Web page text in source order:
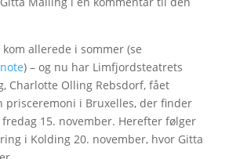
allerede i sommer (se
note) – og nu har Limfjordsteatrets
Charlotte Olling Rebsdorf, fået
prisceremoni i Bruxelles, der finder
15. november. Herefter følger
i Kolding 20. november, hvor Gitta